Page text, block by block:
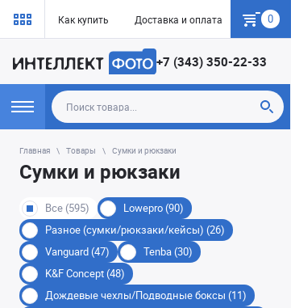
Как купить Доставка и оплата Гарантия
0
+7 (343) 350-22-33
Главная Товары Сумки и рюкзаки
Сумки и рюкзаки
Все (595)
Lowepro (90)
Разное (сумки/рюкзаки/кейсы) (26)
Vanguard (47)
Tenba (30)
K&F Concept (48)
Дождевые чехлы/Подводные боксы (11)